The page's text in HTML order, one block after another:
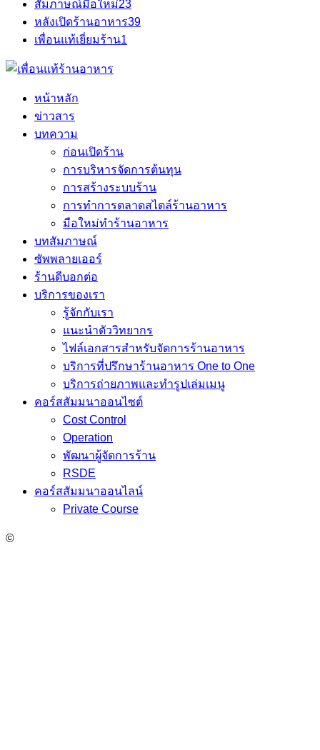
สัมภาษณ์มือใหม่23
หลังเปิดร้านอาหาร39
เพื่อนแท้เยี่ยมร้าน1
หน้าหลัก
ข่าวสาร
บทความ
ก่อนเปิดร้าน
การบริหารจัดการต้นทุน
การสร้างระบบร้าน
การทำการตลาดสไตล์ร้านอาหาร
มือใหม่ทำร้านอาหาร
บทสัมภาษณ์
ซัพพลายเออร์
ร้านดีบอกต่อ
บริการของเรา
รู้จักกับเรา
แนะนำตัววิทยากร
ไฟล์เอกสารสำหรับจัดการร้านอาหาร
บริการที่ปรึกษาร้านอาหาร One to One
บริการถ่ายภาพและทำรูปเล่มเมนู
คอร์สสัมมนาออนไซต์
Cost Control
Operation
พัฒนาผู้จัดการร้าน
RSDE
คอร์สสัมมนาออนไลน์
Private Course
©